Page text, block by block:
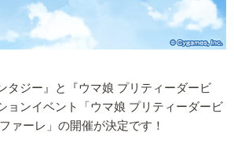
タジー』と『ウマ娘 プリティーダービ
ョンイベント「ウマ娘 プリティーダービ
ァーレ」の開催が決定です！